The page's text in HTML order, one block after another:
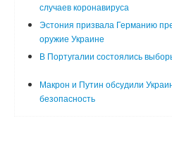
случаев коронавируса
Эстония призвала Германию
оружие Украине
В Португалии состоялись
Макрон и Путин обсудили
безопасность